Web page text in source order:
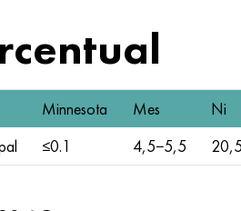
Minnesota Mes Ni
≤0.1 4,5−5,5